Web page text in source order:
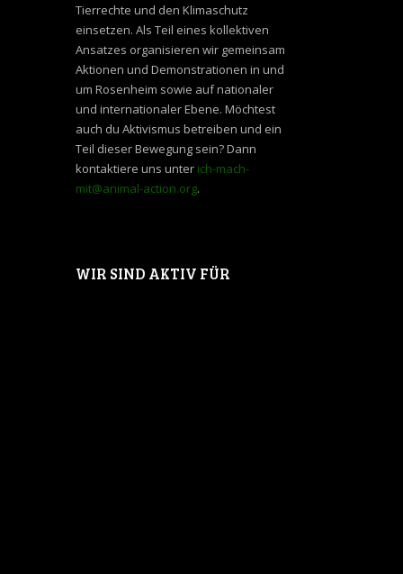
Tierrechte und den Klimaschutz
einsetzen. Als Teil eines kollektiven
Ansatzes organisieren wir gemeinsam
Aktionen und Demonstrationen in und
um Rosenheim sowie auf nationaler
und internationaler Ebene. Möchtest
auch du Aktivismus betreiben und ein
Teil dieser Bewegung sein? Dann
kontaktiere uns unter ich-mach-
mit@animal-action.org.
WIR SIND AKTIV FÜR